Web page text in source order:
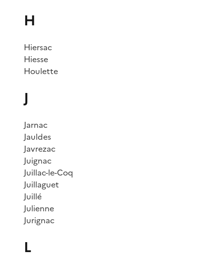
H
Hiersac
Hiesse
Houlette
J
Jarnac
Jauldes
Javrezac
Juignac
Juillac-le-Coq
Juillaguet
Juillé
Julienne
Jurignac
L